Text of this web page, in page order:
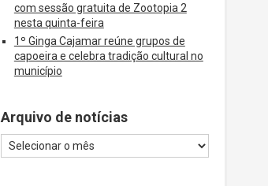
com sessão gratuita de Zootopia 2
nesta quinta-feira
1º Ginga Cajamar reúne grupos de
capoeira e celebra tradição cultural no
município
Arquivo de notícias